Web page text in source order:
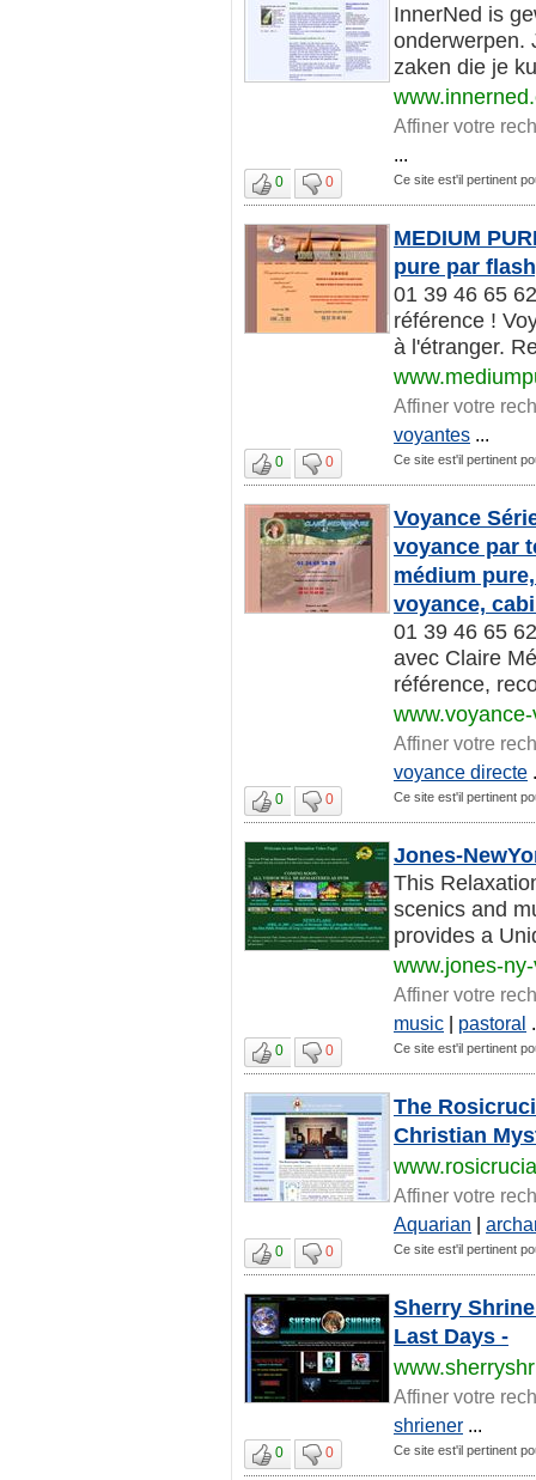
InnerNed is
onderwerpen.
zaken die je
Affiner votre
...
0 0 Ce site est'il pertinent
MEDIUM
pure par
01 39 46 65
référence !
à l'étranger.
Affiner votre
voyantes ...
0 0 Ce site est'il pertinent
Voyance
voyance par
médium
voyance,
01 39 46 65
avec Claire
référence,
Affiner votre
voyance directe
0 0 Ce site est'il pertinent
Jones-
This
scenics and
provides a
www.jones-
Affiner votre
music | pastoral
0 0 Ce site est'il pertinent
The
Christian
Affiner votre
Aquarian |
0 0 Ce site est'il pertinent
Sherry
Last Days -
Affiner votre
shriener ...
0 0 Ce site est'il pertinent